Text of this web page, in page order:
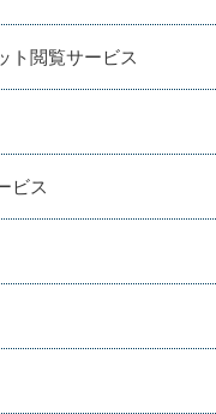
ト閲覧サービス
ビス